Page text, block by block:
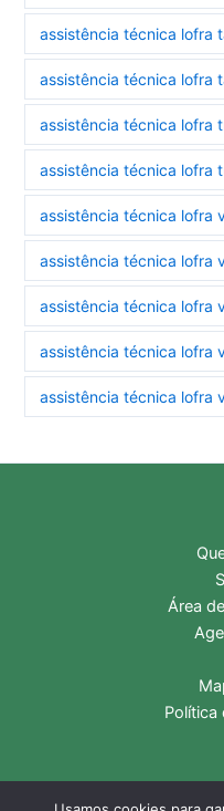
assistência técnica lofra
assistência técnica lofra
assistência técnica lofra
assistência técnica lofra
assistência técnica lofra
assistência técnica lofra
assistência técnica lofra
assistência técnica lofra
assistência técnica lofra
Área
Política